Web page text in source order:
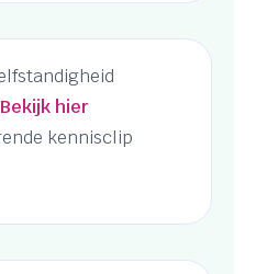
Bekijk hier
kennisclip